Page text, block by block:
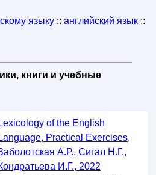
языку:: английский язык::
книги и учебные
Lexicology of the English
Language, Practical Exercises,
А.Р., Сигал Н.Г.,
И.Г., 2022